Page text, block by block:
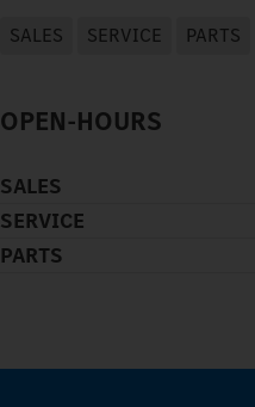
SALES SERVICE PARTS
OPEN-HOURS
SALES
SERVICE
PARTS